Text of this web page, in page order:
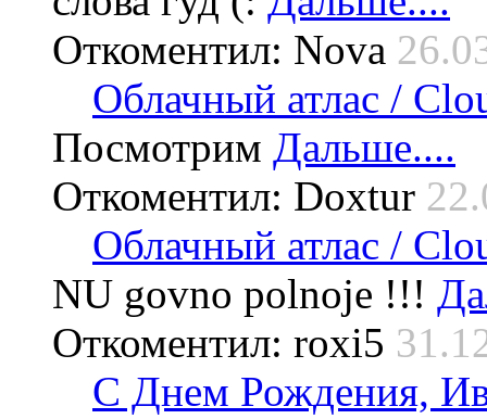
Откоментил: Nova
Облачный атлас /
Посмотрим Дальше....
Откоментил: Doxtur
Облачный атлас /
NU govno polnoje !!!
Откоментил: roxi5
С Днем Рождения,